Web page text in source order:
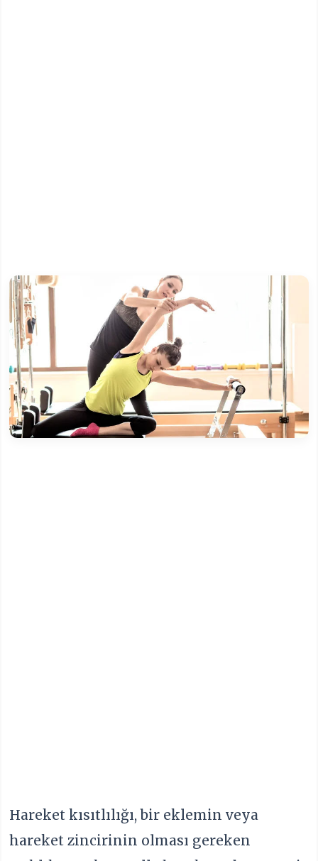
Hareket kısıtlılığı, bir eklemin veya
hareket zincirinin olması gereken